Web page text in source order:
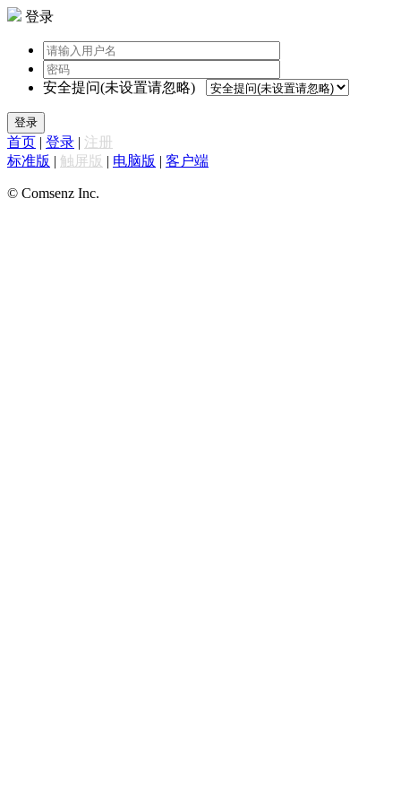
登录
安全提问(未设置请忽略)
登录
首页 | 登录 | 注册
标准版 | 触屏版 | 电脑版 | 客户端
© Comsenz Inc.